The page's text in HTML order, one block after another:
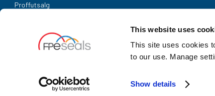
This website uses
This site uses cookies
to our use. Manage
Show details
Proffutsalg
UK Company Registration Number: 3725829 | NL